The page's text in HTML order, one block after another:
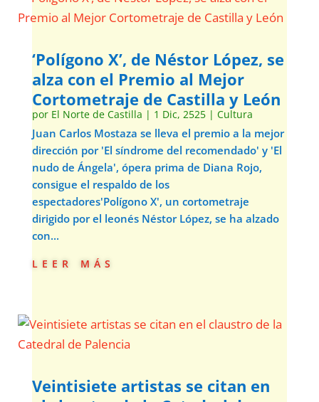
‘Polígono X’, de Néstor López, se
alza con el Premio al Mejor
Cortometraje de Castilla y León
por El Norte de Castilla | 1 Dic, 2525| Cultura
Juan Carlos Mostaza se lleva el premio a la mejor
dirección por 'El síndrome del recomendado' y 'El
nudo de Ángela', ópera prima de Diana Rojo,
consigue el respaldo de los
espectadores'Polígono X', un cortometraje
dirigido por el leonés Néstor López, se ha alzado
con...
leer más
Veintisiete artistas se citan en